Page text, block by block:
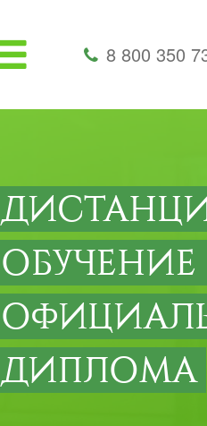
8 800 350
ДИПЛОМА